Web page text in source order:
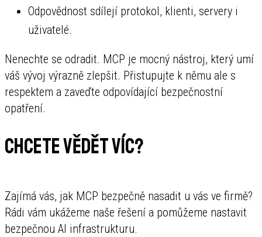
Odpovědnost sdílejí protokol, klienti, servery i
uživatelé.
Nenechte se odradit. MCP je mocný nástroj, který umí
váš vývoj výrazně zlepšit. Přistupujte k němu ale s
respektem a zaveďte odpovídající bezpečnostní
opatření.
Chcete vědět víc?
Zajímá vás, jak MCP bezpečně nasadit u vás ve firmě?
Rádi vám ukážeme naše řešení a pomůžeme nastavit
bezpečnou AI infrastrukturu.